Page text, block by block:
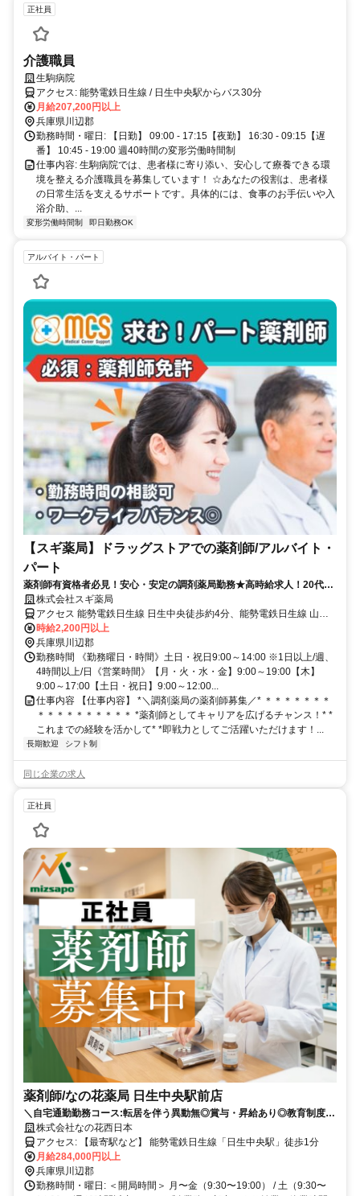
正社員
介護職員
生駒病院
アクセス: 能勢電鉄日生線 / 日生中央駅からバス30分
月給207,200円以上
兵庫県川辺郡
勤務時間・曜日: 【日勤】 09:00 - 17:15【夜勤】 16:30 - 09:15【遅
番】 10:45 - 19:00 週40時間の変形労働時間制
仕事内容: 生駒病院では、患者様に寄り添い、安心して療養できる環
境を整える介護職員を募集しています！ ☆あなたの役割は、患者様
の日常生活を支えるサポートです。具体的には、食事のお手伝いや入
浴介助、...
変形労働時間制 即日勤務OK
アルバイト・パート
【スギ薬局】ドラッグストアでの薬剤師/アルバイト・
パート
薬剤師有資格者必見！安心・安定の調剤薬局勤務★高時給求人！20代30
代40代50代男女問わず活躍中〇ブランク可！主婦（夫）・フリーター活
躍中■
株式会社スギ薬局
アクセス 能勢電鉄日生線 日生中央徒歩約4分、能勢電鉄日生線 山下
（兵庫県）徒歩約36分、能勢電鉄日生線 山下（兵庫県）徒歩約36分
時給2,200円以上
兵庫県川辺郡
勤務時間 《勤務曜日・時間》土日・祝日9:00～14:00 ※1日以上/週、
4時間以上/日《営業時間》【月・火・水・金】9:00～19:00【木】
9:00～17:00【土日・祝日】9:00～12:00...
仕事内容 【仕事内容】 *＼調剤薬局の薬剤師募集／* ＊＊＊＊＊＊＊
＊＊＊＊＊＊＊＊＊＊ *薬剤師としてキャリアを広げるチャンス！* *
これまでの経験を活かして* *即戦力としてご活躍いただけます！...
長期歓迎 シフト制
同じ企業の求人
正社員
薬剤師/なの花薬局 日生中央駅前店
＼自宅通勤勤務コース:転居を伴う異動無◎賞与・昇給あり◎教育制度の
整った環境♪／
株式会社なの花西日本
アクセス: 【最寄駅など】 能勢電鉄日生線「日生中央駅」徒歩1分
月給284,000円以上
兵庫県川辺郡
勤務時間・曜日: ＜開局時間＞ 月〜金（9:30〜19:00） / 土（9:30〜